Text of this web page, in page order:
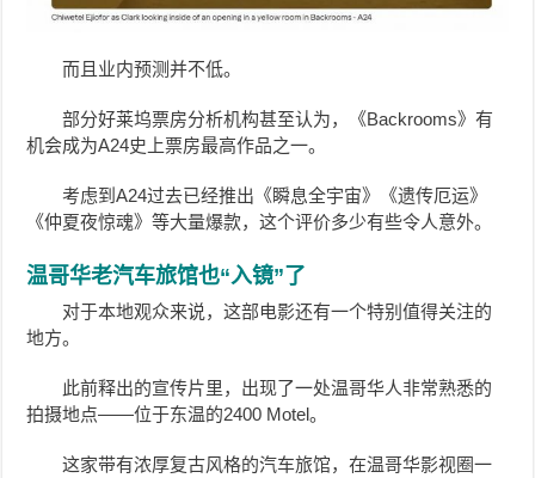
而且业内预测并不低。
部分好莱坞票房分析机构甚至认为，《Backrooms》有
机会成为A24史上票房最高作品之一。
考虑到A24过去已经推出《瞬息全宇宙》《遗传厄运》
《仲夏夜惊魂》等大量爆款，这个评价多少有些令人意外。
温哥华老汽车旅馆也“入镜”了
对于本地观众来说，这部电影还有一个特别值得关注的
地方。
此前释出的宣传片里，出现了一处温哥华人非常熟悉的
拍摄地点——位于东温的2400 Motel。
这家带有浓厚复古风格的汽车旅馆，在温哥华影视圈一